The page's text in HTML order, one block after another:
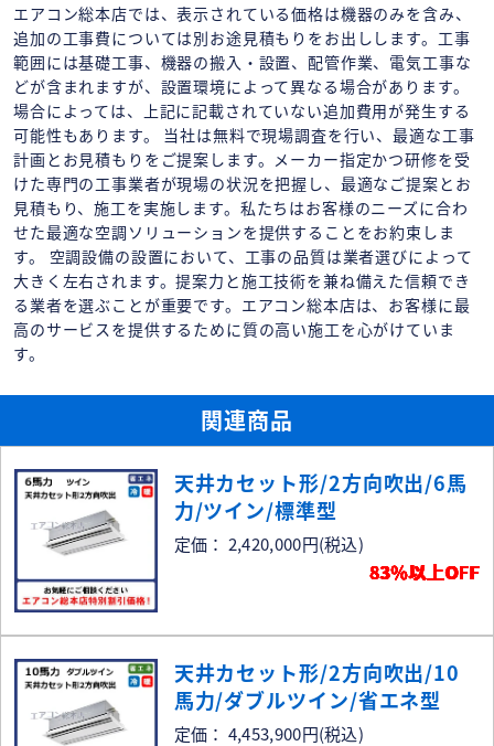
エアコン総本店では、表示されている価格は機器のみを含み、
追加の工事費については別お途見積もりをお出しします。工事
範囲には基礎工事、機器の搬入・設置、配管作業、電気工事な
どが含まれますが、設置環境によって異なる場合があります。
場合によっては、上記に記載されていない追加費用が発生する
可能性もあります。 当社は無料で現場調査を行い、最適な工事
計画とお見積もりをご提案します。メーカー指定かつ研修を受
けた専門の工事業者が現場の状況を把握し、最適なご提案とお
見積もり、施工を実施します。私たちはお客様のニーズに合わ
せた最適な空調ソリューションを提供することをお約束しま
す。 空調設備の設置において、工事の品質は業者選びによって
大きく左右されます。提案力と施工技術を兼ね備えた信頼でき
る業者を選ぶことが重要です。エアコン総本店は、お客様に最
高のサービスを提供するために質の高い施工を心がけていま
す。
関連商品
天井カセット形/2方向吹出/6馬
力/ツイン/標準型
定価： 2,420,000円(税込)
83％以上OFF
天井カセット形/2方向吹出/10
馬力/ダブルツイン/省エネ型
定価： 4,453,900円(税込)